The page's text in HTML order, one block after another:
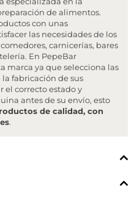
de alimentos.
con unas
las necesidades de los
carnicerías, bares
En PepeBar
marca ya que selecciona las
fabricación de sus
el correcto estado y
antes de su envío, esto
de calidad, con
.